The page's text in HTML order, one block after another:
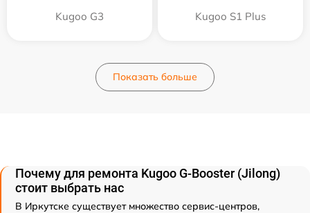
Kugoo G3 Kugoo S1 Plus
Показать больше
Почему для ремонта Kugoo G-Booster (Jilong)
стоит выбрать нас
В Иркутске существует множество сервис-центров,